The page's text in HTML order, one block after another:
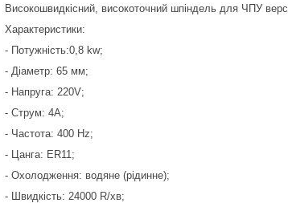
Високошвидкісний, високоточний шпіндель для ЧПУ
Характеристики:
- Потужність:0,8 kw;
- Діаметр: 65 мм;
- Напруга: 220V;
- Струм: 4А;
- Частота: 400 Hz;
- Цанга: ER11;
- Охолодження: водяне (рідинне);
- Швидкість: 24000 R/хв;